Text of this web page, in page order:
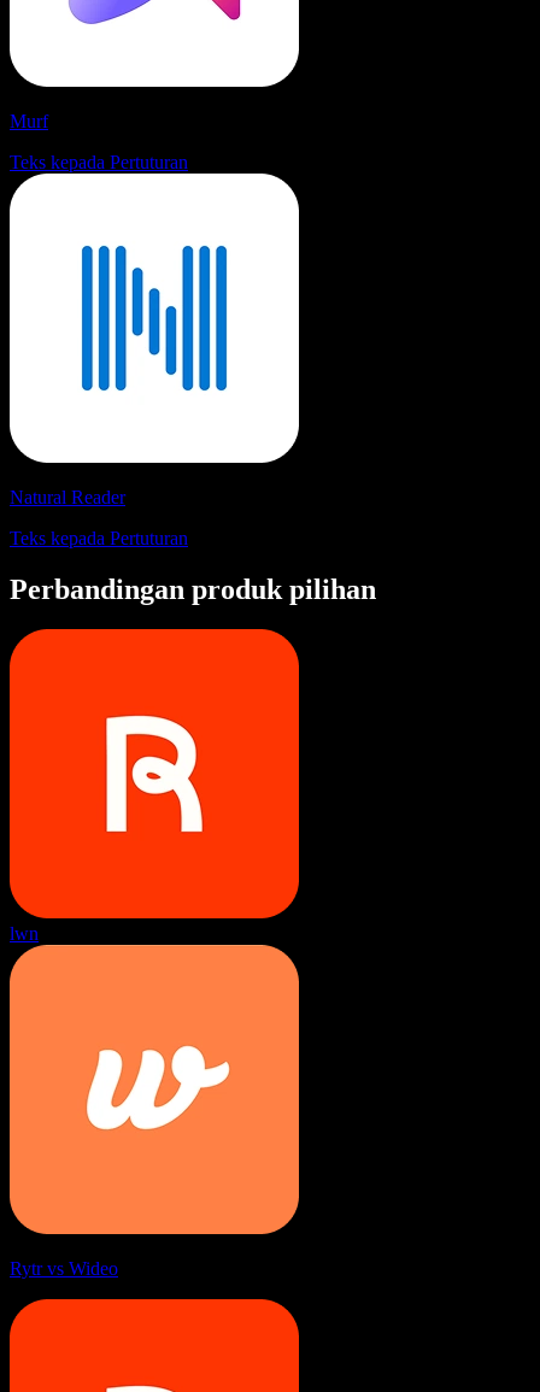
Murf
Teks kepada Pertuturan
Natural Reader
Teks kepada Pertuturan
Perbandingan produk pilihan
lwn
Rytr vs Wideo